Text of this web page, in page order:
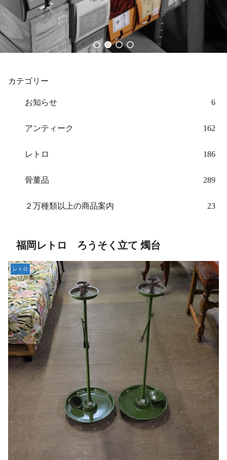
カテゴリー
お知らせ 6
アンティーク 162
レトロ 186
骨董品 289
２万種類以上の商品案内 23
福岡レトロ ろうそく立て 燭台
レトロ